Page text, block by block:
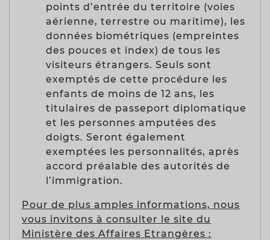
points d’entrée du territoire (voies
aérienne, terrestre ou maritime), les
données biométriques (empreintes
des pouces et index) de tous les
visiteurs étrangers. Seuls sont
exemptés de cette procédure les
enfants de moins de 12 ans, les
titulaires de passeport diplomatique
et les personnes amputées des
doigts. Seront également
exemptées les personnalités, après
accord préalable des autorités de
l’immigration.
Pour de plus amples informations, nous
vous invitons à consulter le site du
Ministère des Affaires Etrangères :